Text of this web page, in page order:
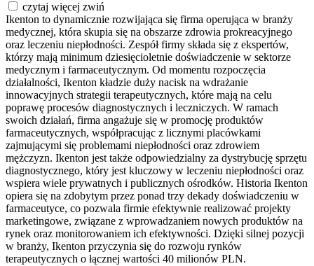
czytaj więcej zwiń
Ikenton to dynamicznie rozwijająca się firma operująca w branży
medycznej, która skupia się na obszarze zdrowia prokreacyjnego
oraz leczeniu niepłodności. Zespół firmy składa się z ekspertów,
którzy mają minimum dziesięcioletnie doświadczenie w sektorze
medycznym i farmaceutycznym. Od momentu rozpoczęcia
działalności, Ikenton kładzie duży nacisk na wdrażanie
innowacyjnych strategii terapeutycznych, które mają na celu
poprawę procesów diagnostycznych i leczniczych. W ramach
swoich działań, firma angażuje się w promocję produktów
farmaceutycznych, współpracując z licznymi placówkami
zajmującymi się problemami niepłodności oraz zdrowiem
mężczyzn. Ikenton jest także odpowiedzialny za dystrybucję sprzętu
diagnostycznego, który jest kluczowy w leczeniu niepłodności oraz
wspiera wiele prywatnych i publicznych ośrodków. Historia Ikenton
opiera się na zdobytym przez ponad trzy dekady doświadczeniu w
farmaceutyce, co pozwala firmie efektywnie realizować projekty
marketingowe, związane z wprowadzaniem nowych produktów na
rynek oraz monitorowaniem ich efektywności. Dzięki silnej pozycji
w branży, Ikenton przyczynia się do rozwoju rynków
terapeutycznych o łącznej wartości 40 milionów PLN.